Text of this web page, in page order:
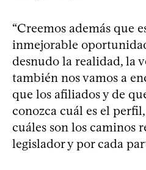
“Creemos además que
inmejorable
desnudo la realidad, la
también nos vamos a
que los afiliados y de
conozca cuál es el
cuáles son los caminos
legislador y por cada